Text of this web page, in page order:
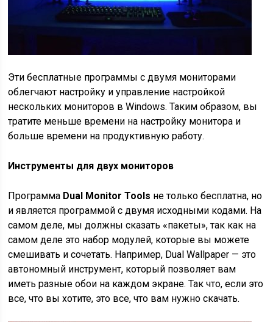
Эти бесплатные программы с двумя мониторами
облегчают настройку и управление настройкой
нескольких мониторов в Windows. Таким образом, вы
тратите меньше времени на настройку монитора и
больше времени на продуктивную работу.
Инструменты для двух мониторов
Программа Dual Monitor Tools не только бесплатна, но
и является программой с двумя исходными кодами. На
самом деле, мы должны сказать «пакеты», так как на
самом деле это набор модулей, которые вы можете
смешивать и сочетать. Например, Dual Wallpaper — это
автономный инструмент, который позволяет вам
иметь разные обои на каждом экране. Так что, если это
все, что вы хотите, это все, что вам нужно скачать.